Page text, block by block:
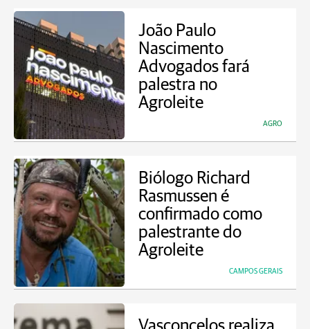
João Paulo
Nascimento
Advogados fará
palestra no
Agroleite
AGRO
Biólogo Richard
Rasmussen é
confirmado como
palestrante do
Agroleite
CAMPOS GERAIS